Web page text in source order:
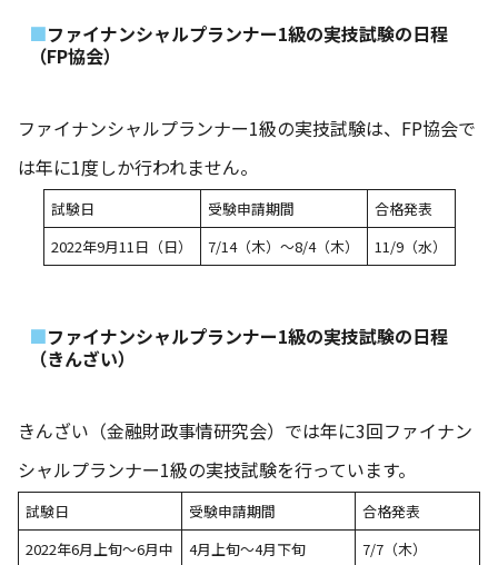
ファイナンシャルプランナー1級の実技試験の日程
（FP協会）
ファイナンシャルプランナー1級の実技試験は、FP協会で
は年に1度しか行われません。
試験日 受験申請期間
合格発表
2022年9月11日（日）
7/14（木）～8/4（木） 11/9（水）
ファイナンシャルプランナー1級の実技試験の日程
（きんざい）
きんざい（金融財政事情研究会）では年に3回ファイナン
シャルプランナー1級の実技試験を行っています。
試験日 受験申請期間
合格発表
2022年6月上旬～6月中
4月上旬～4月下旬 7/7（木）